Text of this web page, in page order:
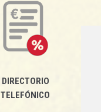
DIRECTORIO
TELEFÓNICO